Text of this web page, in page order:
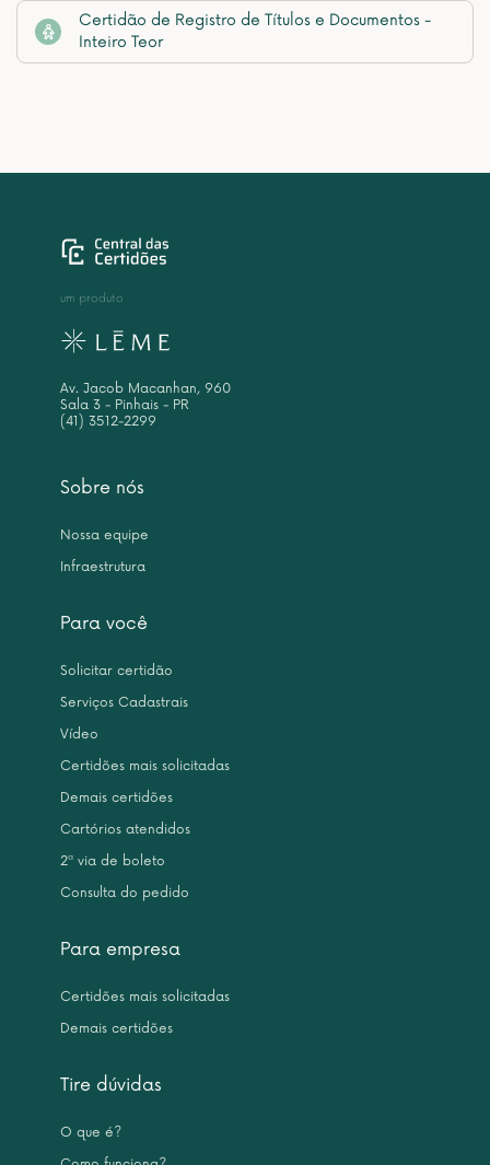
Certidão de Registro de Títulos e Documentos -
Inteiro Teor
Sobre nós
Nossa equipe
Infraestrutura
Para você
Solicitar certidão
Serviços Cadastrais
Vídeo
Certidões mais solicitadas
Demais certidões
Cartórios atendidos
2ª via de boleto
Consulta do pedido
Para empresa
Certidões mais solicitadas
Demais certidões
Tire dúvidas
O que é?
um produto
Av. Jacob Macanhan, 960
Sala 3 - Pinhais - PR
(41) 3512-2299